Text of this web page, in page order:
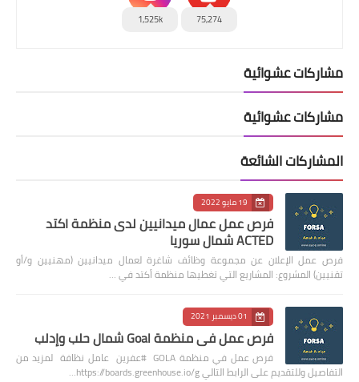
75,274
1,525k
مشاركات عشوائية
مشاركات عشوائية
المشاركات الشائعة
19 مايو 2022
فرص عمل عمال ميدانيين لدى منظمة اكتد
ACTED شمال سوريا
فرص عمل الإعلان عن مجموعة وظائف شاغرة لعمال ميدانيين (مهنيين و/أو
تقنيين) المشروع: المشاريع التي تغطيها منظمة أكتد في …
01 ديسمبر 2021
فرص عمل في منظمة Goal شمال حلب وإدلب
فرص عمل في منظمة GOLA #عفرين عامل نظافة لمزيد من
التفاصيل وللتقديم على الرابط التالي https://boards.greenhouse.io/g…